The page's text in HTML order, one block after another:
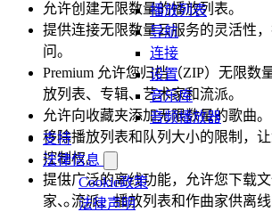
播放列表
导航
连接
设置
音乐库
音频播放器
支持
法律信息
Cookie政策
法律声明
允许创建无限数量的播放列表。
提供连接无限数量云服务的灵活性
问。
Premium 允许您归档（ZIP）无限数
放列表、专辑、艺术家和流派。
允许向收藏夹添加无限数量的歌曲。
移除播放列表和队列大小的限制，
控制权。
提供广泛的离线功能，允许您下载
家、流派、播放列表和作曲家供离线